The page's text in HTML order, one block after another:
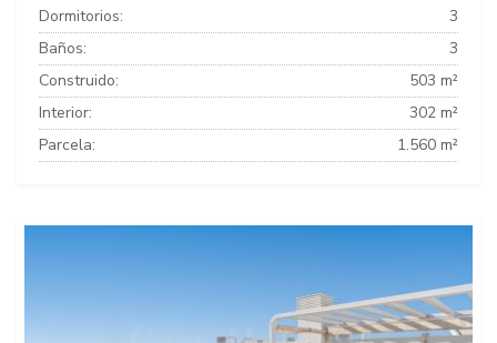
Dormitorios:
3
Baños:
3
Construido:
503 m²
Interior:
302 m²
Parcela:
1.560 m²